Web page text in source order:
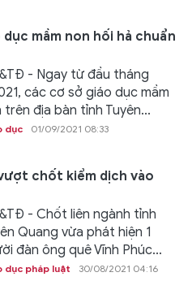
mầm non hối hả chuẩn
- Ngay từ đầu tháng
các cơ sở giáo dục mầm
trên địa bàn tỉnh Tuyên...
dục 01/09/2021 08:33
chốt kiểm dịch vào
- Chốt liên ngành tỉnh
Quang vừa phát hiện 1
đàn ông quê Vĩnh Phúc...
dục pháp luật 30/08/2021 04:16